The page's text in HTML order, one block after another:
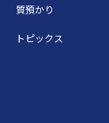
質預かり
トピックス